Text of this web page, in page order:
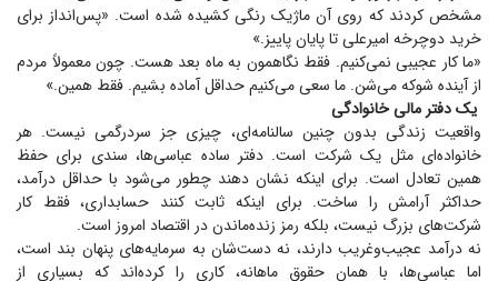
مشخص کردند که روی آن ماژیک رنگی کشیده شده است. «پس‌انداز برای
خرید دوچرخه امیرعلی تا پایان پاییز.»
«ما کار عجیبی نمی‌کنیم. فقط نگاهمون به ماه بعد هست. چون معمولاً مردم
از آینده شوکه می‌شن. ما سعی می‌کنیم حداقل آماده بشیم. فقط همین.»
یک دفتر مالی خانوادگی
واقعیت زندگی بدون چنین سالنامه‌ای، چیزی جز سردرگمی نیست. هر
خانواده‌ای مثل یک شرکت است. دفتر ساده عباسی‌ها، سندی برای حفظ
همین تعادل است. برای اینکه نشان دهند چطور می‌شود با حداقل درآمد،
حداکثر آرامش را ساخت. برای اینکه ثابت کنند حسابداری، فقط کار
شرکت‌های بزرگ نیست، بلکه رمز زنده‌ماندن در اقتصاد امروز است.
نه درآمد عجیب‌وغریب دارند، نه دست‌شان به سرمایه‌های پنهان بند است،
اما عباسی‌ها، با همان حقوق ماهانه، کاری را کرده‌اند که بسیاری از